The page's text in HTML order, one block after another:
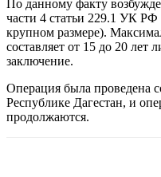
По данному факту
части 4 статьи 229.1 УК РФ
крупном размере).
составляет от 15 до 20
заключение.
Операция была проведена
Республике Дагестан, и
продолжаются.